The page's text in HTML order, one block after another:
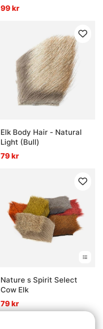
99 kr
Elk Body Hair - Natural
Light (Bull)
79 kr
Nature s Spirit Select
Cow Elk
79 kr